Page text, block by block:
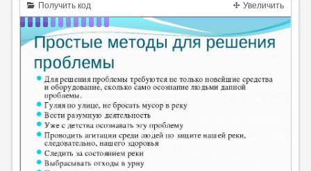
Получить код Увеличить